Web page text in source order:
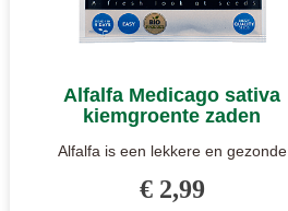
Alfalfa Medicago sativa
kiemgroente zaden
Alfalfa is een lekkere en gezonde
sandwiches, ..
€ 2,99